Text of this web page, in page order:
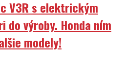
V3R s elektrickým
do výroby. Honda ním
modely!